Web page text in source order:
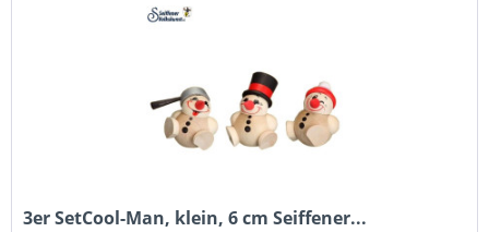
3er SetCool-Man, klein, 6 cm Seiffener...